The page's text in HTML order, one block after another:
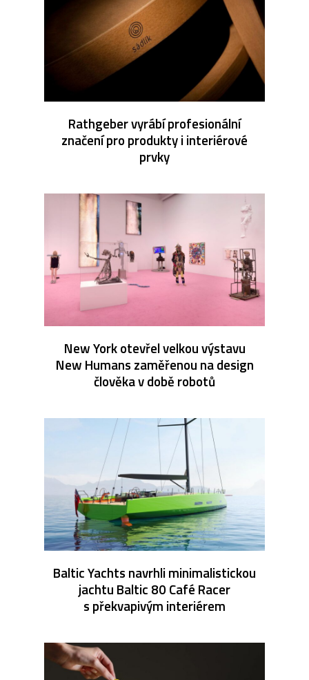
Rathgeber vyrábí profesionální
značení pro produkty i interiérové
prvky
New York otevřel velkou výstavu
New Humans zaměřenou na design
člověka v době robotů
Baltic Yachts navrhli minimalistickou
jachtu Baltic 80 Café Racer
s překvapivým interiérem